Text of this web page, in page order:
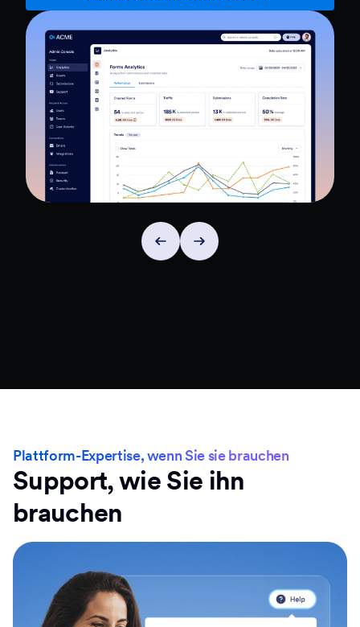
Plattform-Expertise, wenn Sie sie brauchen
Support, wie Sie ihn
brauchen